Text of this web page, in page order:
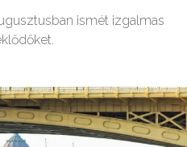
ismét izgalmas